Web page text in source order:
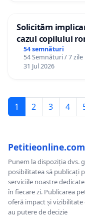
Solicităm
cazul copilului
Gheorghe, aflat
12 ani
54 semnături
54 Semnături / 7 zile
31 Jul 2026
1 2 3 4
Petitieonline.com
Punem la dispoziția dvs.
posibilitatea să publicați
serviciile noastre
în fiecare zi. Publicarea
oferă impact și vizibilitate
au putere de decizie